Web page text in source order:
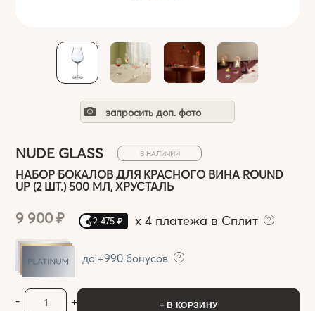
запросить доп. фото
NUDE GLASS В НАЛИЧИИ
НАБОР БОКАЛОВ ДЛЯ КРАСНОГО ВИНА ROUND
UP (2 ШТ.) 500 МЛ, ХРУСТАЛЬ
9 900 ₽ 2 475 ₽ x 4 платежа в Сплит
до +990 бонусов
- + + В КОРЗИНУ